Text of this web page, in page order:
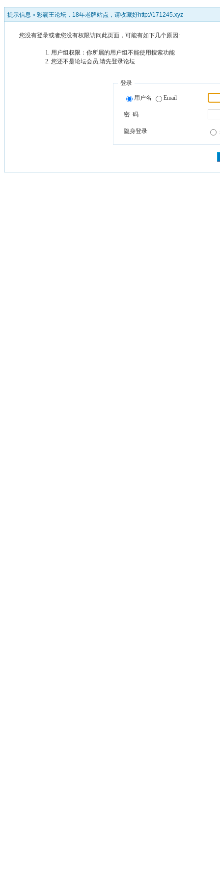
提示信息 » 彩霸王论坛，18年老牌站点，请收藏好http://171245.xyz
您没有登录或者您没有权限访问此页面，可能有如下几个原因:
用户组权限：你所属的用户组不能使用搜索功能
您还不是论坛会员,请先登录论坛
登录
用户名 Email
密 码
隐身登录